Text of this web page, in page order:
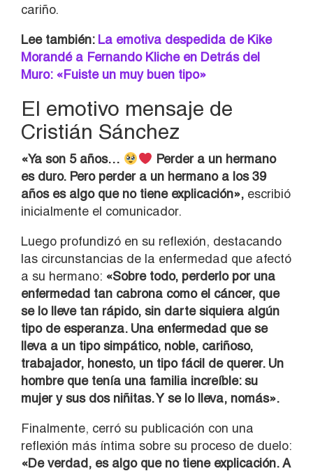
cariño.
Lee también: La emotiva despedida de Kike
Morandé a Fernando Kliche en Detrás del
Muro: «Fuiste un muy buen tipo»
El emotivo mensaje de
Cristián Sánchez
«Ya son 5 años…
Perder a un hermano
es duro. Pero perder a un hermano a los 39
años es algo que no tiene explicación», escribió
inicialmente el comunicador.
Luego profundizó en su reflexión, destacando
las circunstancias de la enfermedad que afectó
a su hermano: «Sobre todo, perderlo por una
enfermedad tan cabrona como el cáncer, que
se lo lleve tan rápido, sin darte siquiera algún
tipo de esperanza. Una enfermedad que se
lleva a un tipo simpático, noble, cariñoso,
trabajador, honesto, un tipo fácil de querer. Un
hombre que tenía una familia increíble: su
mujer y sus dos niñitas. Y se lo lleva, nomás».
Finalmente, cerró su publicación con una
reflexión más íntima sobre su proceso de duelo:
«De verdad, es algo que no tiene explicación. A